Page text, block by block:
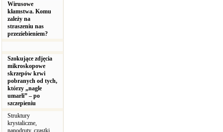
Wirusowe
kłamstwa. Komu
zależy na
straszeniu nas
przeziebieniem?
Szokujące zdjęcia
mikroskopowe
skrzepów krwi
pobranych od tych,
którzy „nagle
umarli” – po
szczepieniu
Struktury
krystaliczne,
nanodruty, cząstki